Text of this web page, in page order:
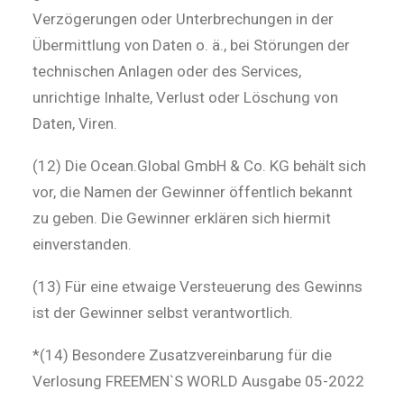
Verzögerungen oder Unterbrechungen in der
Übermittlung von Daten o. ä., bei Störungen der
technischen Anlagen oder des Services,
unrichtige Inhalte, Verlust oder Löschung von
Daten, Viren.
(12) Die Ocean.Global GmbH & Co. KG behält sich
vor, die Namen der Gewinner öffentlich bekannt
zu geben. Die Gewinner erklären sich hiermit
einverstanden.
(13) Für eine etwaige Versteuerung des Gewinns
ist der Gewinner selbst verantwortlich.
*(14) Besondere Zusatzvereinbarung für die
Verlosung FREEMEN`S WORLD Ausgabe 05-2022